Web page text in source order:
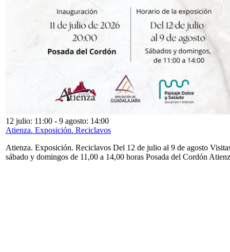
12 julio: 11:00 - 9 agosto: 14:00
Atienza. Exposición. Reciclavos
Atienza. Exposición. Reciclavos Del 12 de julio al 9 de agosto
sábado y domingos de 11,00 a 14,00 horas Posada del Cordón